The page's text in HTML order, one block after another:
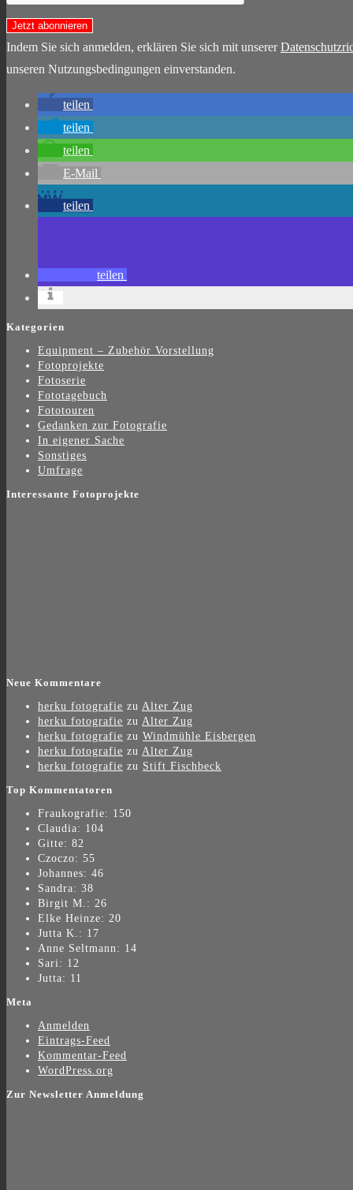
Indem Sie sich anmelden, erklären Sie sich mit unserer
unseren Nutzungsbedingungen einverstanden.
teilen
teilen
teilen
E-Mail
teilen
teilen
Kategorien
Equipment – Zubehör Vorstellung
Fotoprojekte
Fotoserie
Fototagebuch
Fototouren
Gedanken zur Fotografie
In eigener Sache
Sonstiges
Umfrage
Interessante Fotoprojekte
Neue Kommentare
herku fotografie zu Alter Zug
herku fotografie zu Alter Zug
herku fotografie zu Windmühle Eisbergen
herku fotografie zu Alter Zug
herku fotografie zu Stift Fischbeck
Top Kommentatoren
Fraukografie: 150
Claudia: 104
Gitte: 82
Czoczo: 55
Johannes: 46
Sandra: 38
Birgit M.: 26
Elke Heinze: 20
Jutta K.: 17
Anne Seltmann: 14
Sari: 12
Jutta: 11
Meta
Anmelden
Eintrags-Feed
Kommentar-Feed
WordPress.org
Zur Newsletter Anmeldung